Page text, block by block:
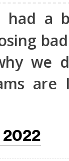
had a
we
are
2022